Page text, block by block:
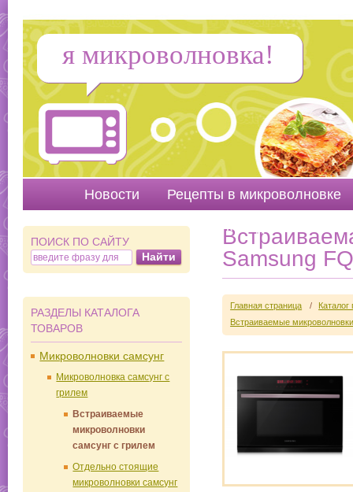
я микроволновка!
Новости
Рецепты в микроволновке
Руководства
ПОИСК ПО САЙТУ
РАЗДЕЛЫ КАТАЛОГА
ТОВАРОВ
Микроволновки самсунг
Микроволновка самсунг с
грилем
Встраиваемые
микроволновки
самсунг с грилем
Отдельно стоящие
микроволновки самсунг
Samsung
Главная страница /
Каталог
Встраиваемые